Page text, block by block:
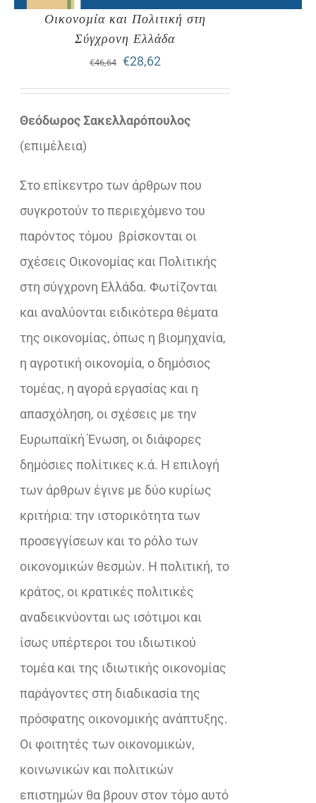
Οικονοµία και Πολιτική στη
Σύγχρονη Ελλάδα
€46,64
Original
price
was:
€28,62Η
τρέχουσα
Θεόδωρος Σακελλαρόπουλος
(επιµέλεια)
Στο επίκεντρο των άρθρων που
συγκροτούν το περιεχόμενο του
παρόντος τόμου βρίσκονται οι
σχέσεις Οικονομίας και Πολιτικής
στη σύγχρονη Ελλάδα. Φωτίζονται
και αναλύονται ειδικότερα θέματα
της οικονομίας, όπως η βιομηχανία,
η αγροτική οικονομία, ο δημόσιος
τομέας, η αγορά εργασίας και η
απασχόληση, οι σχέσεις με την
Ευρωπαϊκή Ένωση, οι διάφορες
δημόσιες πολίτικες κ.ά. Η επιλογή
των άρθρων έγινε με δύο κυρίως
κριτήρια: την ιστορικότητα των
προσεγγίσεων και το ρόλο των
οικονομικών θεσμών. Η πολιτική, το
κράτος, οι κρατικές πολιτικές
αναδεικνύονται ως ισότιμοι και
ίσως υπέρτεροι του ιδιωτικού
τομέα και της ιδιωτικής οικονομίας
παράγοντες στη διαδικασία της
πρόσφατης οικονομικής ανάπτυξης.
Οι φοιτητές των οικονομικών,
κοινωνικών και πολιτικών
επιστημών θα βρουν στον τόμο αυτό